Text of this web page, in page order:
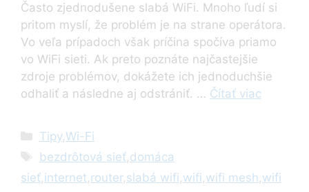
Často zjednodušene slabá WiFi. Mnoho ľudí si
pritom myslí, že problém je na strane operátora.
Vo veľa prípadoch však príčina spočíva priamo
vo WiFi sieti. Ak preto poznáte najčastejšie
zdroje problémov, dokážete ich jednoduchšie
odhaliť a následne aj odstrániť. … Čítať viac
Kategórie
Tipy,Wi-Fi
Značky
bezdrôtová sieť,domáca
sieť,internet,router,slabá wifi,wifi,wifi mesh,wifi